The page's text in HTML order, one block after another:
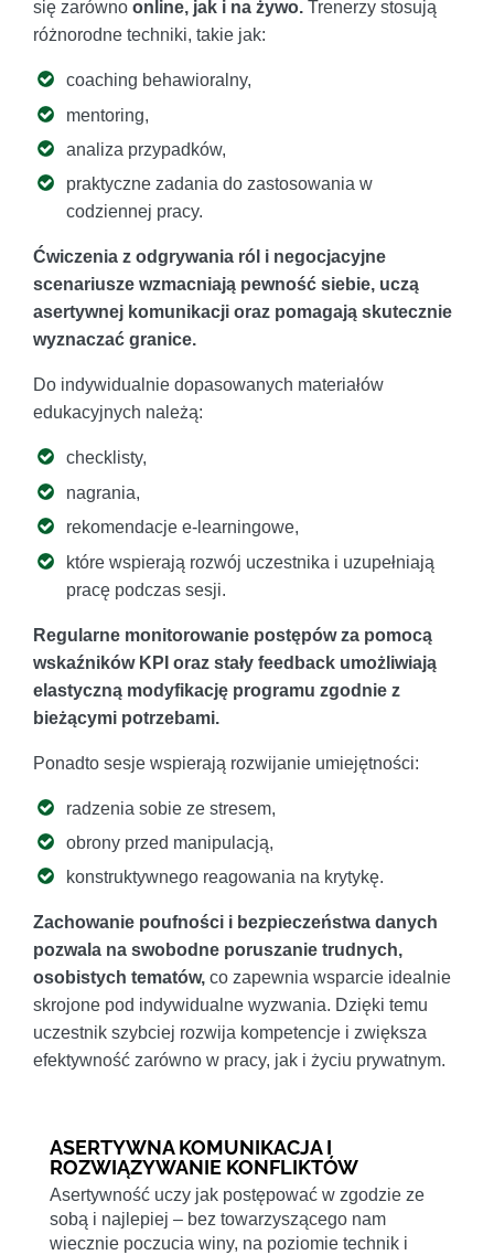
się zarówno online, jak i na żywo. Trenerzy stosują
różnorodne techniki, takie jak:
coaching behawioralny,
mentoring,
analiza przypadków,
praktyczne zadania do zastosowania w
codziennej pracy.
Ćwiczenia z odgrywania ról i negocjacyjne
scenariusze wzmacniają pewność siebie, uczą
asertywnej komunikacji oraz pomagają skutecznie
wyznaczać granice.
Do indywidualnie dopasowanych materiałów
edukacyjnych należą:
checklisty,
nagrania,
rekomendacje e-learningowe,
które wspierają rozwój uczestnika i uzupełniają
pracę podczas sesji.
Regularne monitorowanie postępów za pomocą
wskaźników KPI oraz stały feedback umożliwiają
elastyczną modyfikację programu zgodnie z
bieżącymi potrzebami.
Ponadto sesje wspierają rozwijanie umiejętności:
radzenia sobie ze stresem,
obrony przed manipulacją,
konstruktywnego reagowania na krytykę.
Zachowanie poufności i bezpieczeństwa danych
pozwala na swobodne poruszanie trudnych,
osobistych tematów, co zapewnia wsparcie idealnie
skrojone pod indywidualne wyzwania. Dzięki temu
uczestnik szybciej rozwija kompetencje i zwiększa
efektywność zarówno w pracy, jak i życiu prywatnym.
ASERTYWNA KOMUNIKACJA I
ROZWIĄZYWANIE KONFLIKTÓW
Asertywność uczy jak postępować w zgodzie ze
sobą i najlepiej – bez towarzyszącego nam
wiecznie poczucia winy, na poziomie technik i